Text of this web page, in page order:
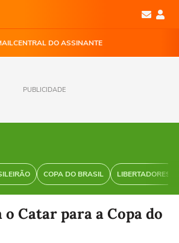
CENTRAL DO ASSINANTE
PUBLICIDADE
COPA DO BRASIL LIBERTADORES
ver as notícias
o Catar para a Copa do